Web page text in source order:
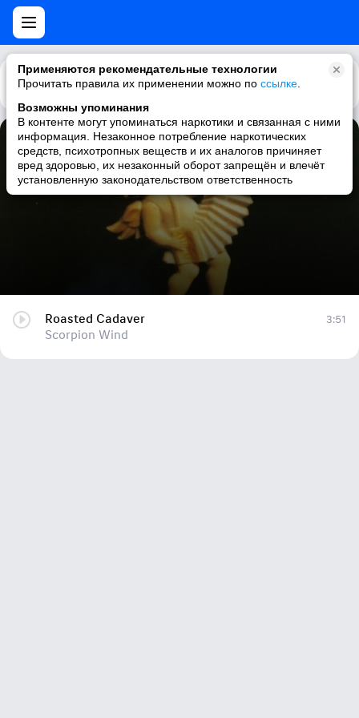
Применяются рекомендательные технологии
Прочитать правила их применении можно по ссылке
Возможны упоминания
В контенте могут упоминаться наркотики и связанная с ними
информация. Незаконное потребление наркотических
средств, психотропных веществ и их аналогов причиняет
вред здоровью, их незаконный оборот запрещён и влечёт
установленную законодательством ответственность
Каталог Рекомендации
Roasted Cadaver
Scorpion Wind
Roasted Cadaver
Scorpion Wind
3:51